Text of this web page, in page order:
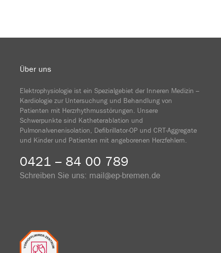
Über uns
Elektrophysiologie ist ein Spezialgebiet der Inneren Medizin –
Kardiologie zur Untersuchung und Behandlung von
Patienten mit Herzrhythmusstörungen. Unsere
Schwerpunkte sind Katheterablation und
Pulmonalvenenisolation, Defibrillator-OP und CRT-Aggregate
und Kinder und Patienten mit angeborenen Herzfehlern.
0421 – 84 00 789
Schreiben Sie uns: mail@ep-bremen.de